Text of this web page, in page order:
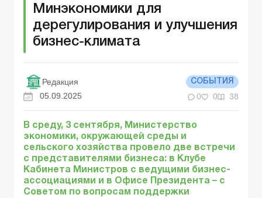
Минэкономики для
дерегулирования и улучшения
бизнес-климата
Редакция СОБЫТИЯ
05.09.2025 0 0 38
В среду, 3 сентября, Министерство
экономики, окружающей среды и
сельского хозяйства провело две встречи
с представителями бизнеса: в Клубе
Кабинета Министров с ведущими бизнес-
ассоциациями и в Офисе Президента – с
Советом по вопросам поддержк и